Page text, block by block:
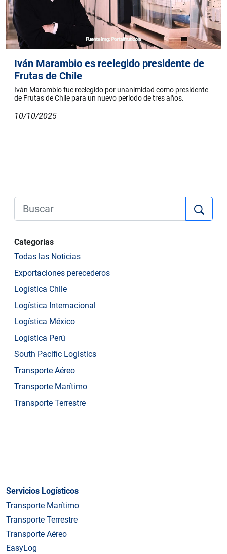
Iván Marambio es reelegido presidente de
Frutas de Chile
Iván Marambio fue reelegido por unanimidad como presidente
de Frutas de Chile para un nuevo período de tres años.
10/10/2025
Categorías
Todas las Noticias
Exportaciones perecederos
Logística Chile
Logística Internacional
Logística México
Logística Perú
South Pacific Logistics
Transporte Aéreo
Transporte Marítimo
Transporte Terrestre
Servicios Logísticos
Transporte Marítimo
Transporte Terrestre
Transporte Aéreo
EasyLog